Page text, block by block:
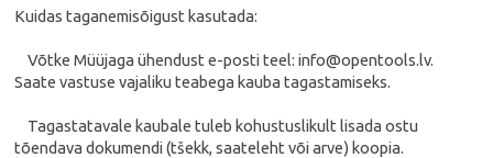
Kuidas taganemisõigust kasutada:
Võtke Müüjaga ühendust e-posti teel:info@opentools.lv.
Saate vastuse vajaliku teabega kauba tagastamiseks.
Tagastatavale kaubale tuleb kohustuslikult lisada ostu
tõendava dokumendi (tšekk, saateleht või arve) koopia.